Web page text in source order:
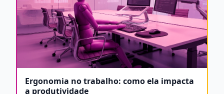
Ergonomia no trabalho: como ela impacta
a produtividade